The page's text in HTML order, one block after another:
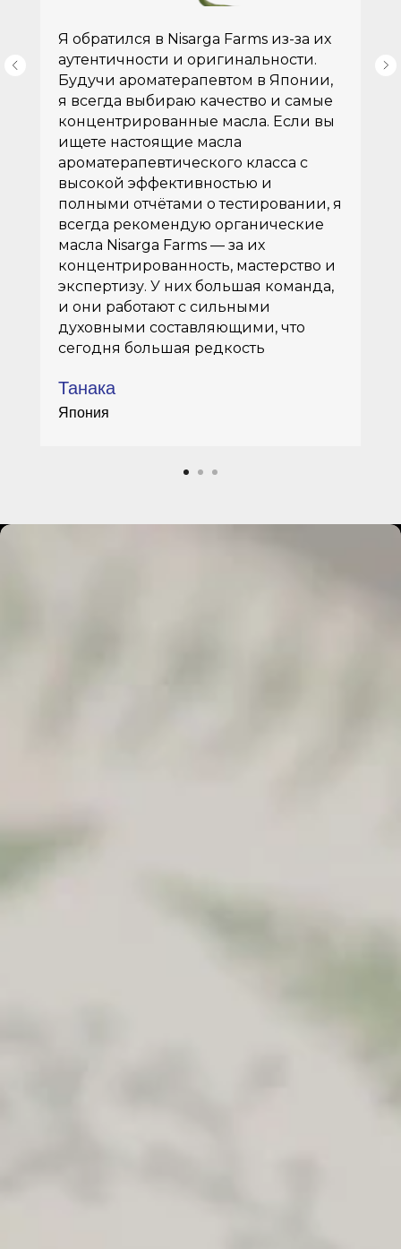
Я обратился в Nisarga Farms из-за их
аутентичности и оригинальности.
Будучи ароматерапевтом в Японии,
я всегда выбираю качество и самые
концентрированные масла. Если вы
ищете настоящие масла
ароматерапевтического класса с
высокой эффективностью и
полными отчётами о тестировании, я
всегда рекомендую органические
масла Nisarga Farms — за их
концентрированность, мастерство и
экспертизу. У них большая команда,
и они работают с сильными
духовными составляющими, что
сегодня большая редкость
Танака
Япония